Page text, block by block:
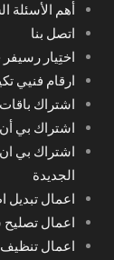
أهم الأسئلة
اتصل بنا
اختِيار رسيفر جيد
ارقام فنيي
اشتراك
اشتراك بي
الجديدة
اعمال تبديل
اعمال تصليح
اعمال تنظيف